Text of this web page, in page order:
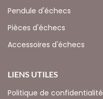
Pendule d'échecs
Pièces d'échecs
Accessoires d'échecs
LIENS UTILES
Politique de confidentialité